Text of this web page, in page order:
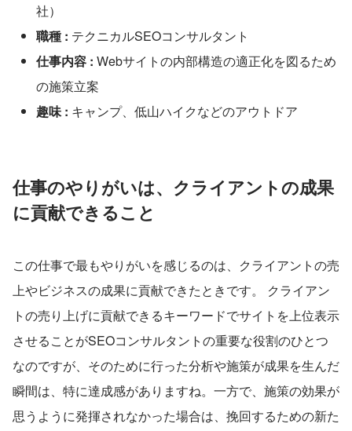
社）
職種 : テクニカルSEOコンサルタント
仕事内容 : Webサイトの内部構造の適正化を図るため
の施策立案
趣味 : キャンプ、低山ハイクなどのアウトドア
仕事のやりがいは、クライアントの成果
に貢献できること
この仕事で最もやりがいを感じるのは、クライアントの売
上やビジネスの成果に貢献できたときです。 クライアン
トの売り上げに貢献できるキーワードでサイトを上位表示
させることがSEOコンサルタントの重要な役割のひとつ
なのですが、そのために行った分析や施策が成果を生んだ
瞬間は、特に達成感がありますね。一方で、施策の効果が
思うように発揮されなかった場合は、挽回するための新た